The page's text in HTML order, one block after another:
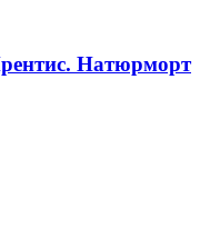
Натюрморт